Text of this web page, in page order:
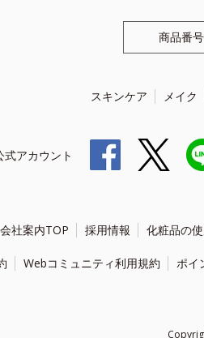
商品番
スキンケア メイク
式アカウント
会社案内TOP 採用情報 化粧品の
Webコミュニティ利用規約 ポイ